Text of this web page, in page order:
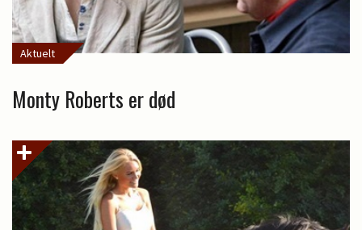
Aktuelt
Monty Roberts er død